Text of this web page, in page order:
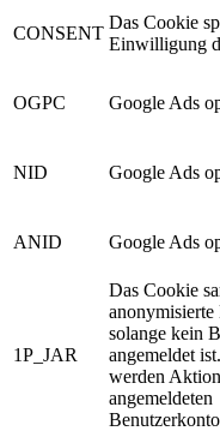
CONSENT
Das Cookie
Einwilligung
OGPC Google Ads
NID Google Ads
ANID Google Ads
1P_JAR
Das Cookie
anonymisierte
solange kein
angemeldet
werden
angemeldeten